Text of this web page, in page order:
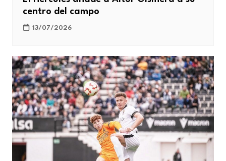
centro del campo
13/07/2026